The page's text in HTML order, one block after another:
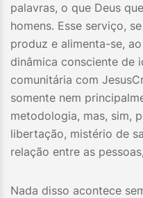
palavras, o que Deus
homens. Esse serviço,
produz e alimenta-se,
dinâmica consciente de
comunitária com
somente nem
metodologia, mas, sim,
libertação, mistério de
relação entre as
Nada disso acontece